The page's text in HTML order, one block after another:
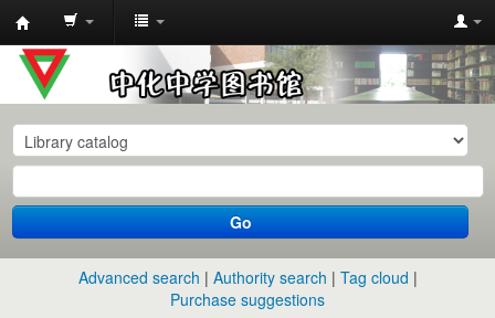
中
化
中
学
图
书
馆
Go
Advanced search Authority search
Tag cloud
Purchase suggestions